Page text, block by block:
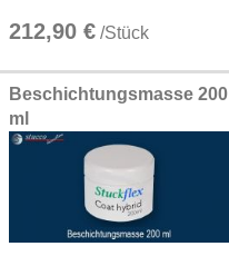
212,90 € /Stück
Beschichtungsmasse 200
ml